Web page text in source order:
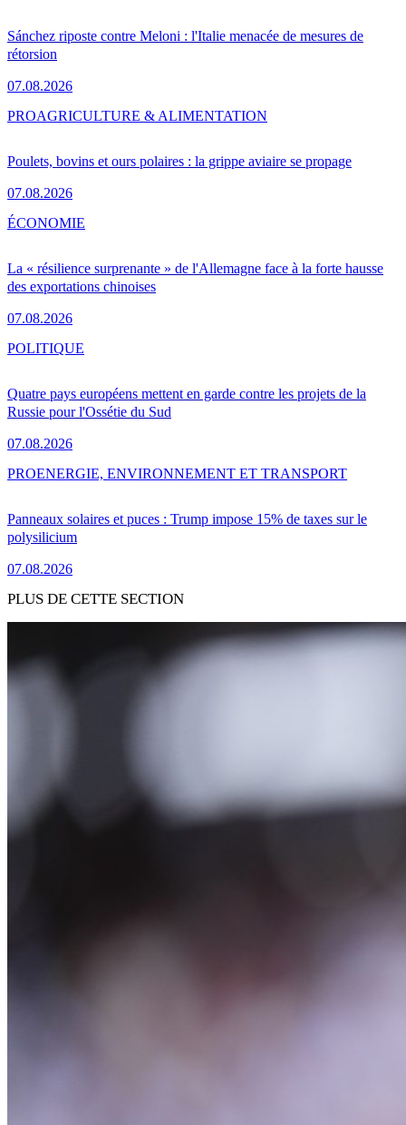
Sánchez riposte contre Meloni : l'Italie menacée de mesures de
rétorsion
07.08.2026
Poulets, bovins et ours polaires : la grippe aviaire se propage
07.08.2026
PROAGRICULTURE & ALIMENTATION
La « résilience surprenante » de l'Allemagne face à la forte hausse
des exportations chinoises
07.08.2026
ÉCONOMIE
Quatre pays européens mettent en garde contre les projets de la
Russie pour l'Ossétie du Sud
07.08.2026
POLITIQUE
Panneaux solaires et puces : Trump impose 15% de taxes sur le
polysilicium
07.08.2026
PROENERGIE, ENVIRONNEMENT ET TRANSPORT
PLUS DE CETTE SECTION